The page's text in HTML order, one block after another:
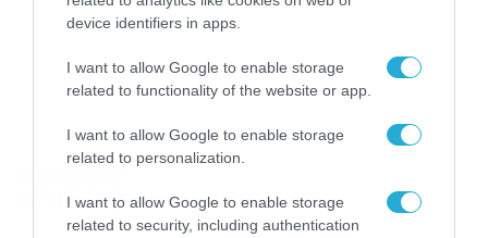
device identifiers in apps.
I want to allow Google to enable storage
related to functionality of the website or app.
I want to allow Google to enable storage
related to personalization.
I want to allow Google to enable storage
related to security, including authentication
ΚΑΙΡΟΣ